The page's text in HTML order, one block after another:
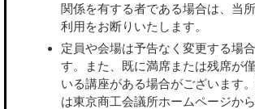
関係を有する者である場合は、当
利用をお断りいたします。
定員や会場は予告なく変更する場
す。また、既に満席または残席が
いる講座がある場合がございます
は東京商工会議所ホームページか